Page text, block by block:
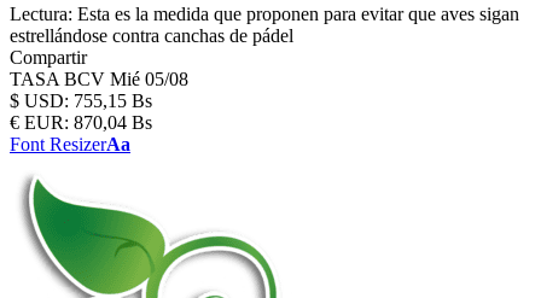
Lectura: Esta es la medida que proponen para evitar que aves sigan
estrellándose contra canchas de pádel
Compartir
TASA BCV Mié 05/08
$ USD: 755,15 Bs
€ EUR: 870,04 Bs
Font ResizerAa